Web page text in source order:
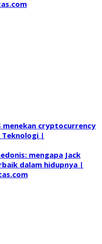
menekan cryptocurrency
|
mengapa Jack
dalam hidupnya |